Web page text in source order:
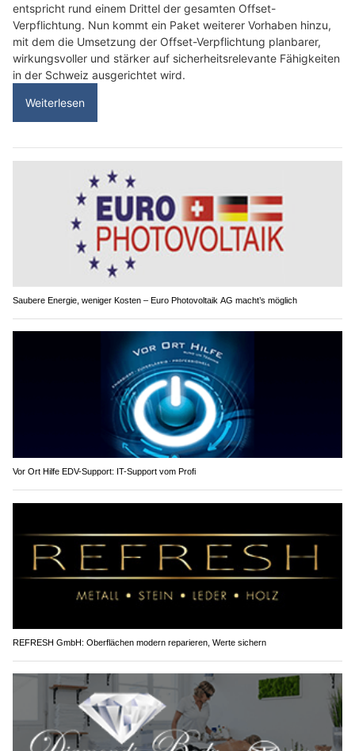
entspricht rund einem Drittel der gesamten Offset-
Verpflichtung. Nun kommt ein Paket weiterer Vorhaben hinzu,
mit dem die Umsetzung der Offset-Verpflichtung planbarer,
wirkungsvoller und stärker auf sicherheitsrelevante Fähigkeiten
in der Schweiz ausgerichtet wird.
Weiterlesen
Saubere Energie, weniger Kosten – Euro Photovoltaik AG macht’s möglich
Vor Ort Hilfe EDV-Support: IT-Support vom Profi
REFRESH GmbH: Oberflächen modern reparieren, Werte sichern